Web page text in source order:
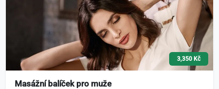
3,350 Kč
Masážní balíček pro muže